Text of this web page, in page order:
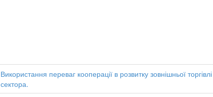
Використання переваг кооперації в розвитку зовнішньої
сектора.